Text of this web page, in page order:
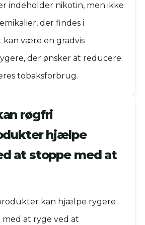
indeholder nikotin, men ikke
der findes i
kan være en gradvis
der ønsker at reducere
tobaksforbrug.
røgfri
hjælpe
at stoppe med at
kan hjælpe rygere
at ryge ved at